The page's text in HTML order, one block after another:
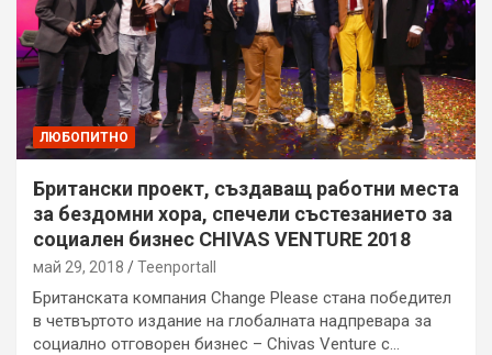
ЛЮБОПИТНО
Британски проект, създаващ работни места
за бездомни хора, спечели състезанието за
социален бизнес CHIVAS VENTURE 2018
май 29, 2018 Teenportall
Британската компания Change Please стана победител
в четвъртото издание на глобалната надпревара за
социално отговорен бизнес – Chivas Venture с…